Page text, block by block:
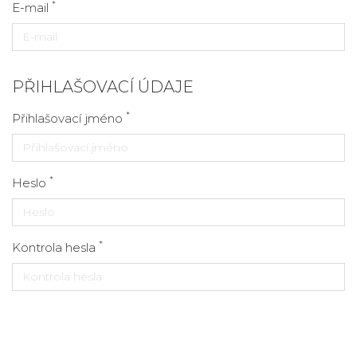
E-mail *
PŘIHLAŠOVACÍ ÚDAJE
Přihlašovací jméno *
Heslo *
Kontrola hesla *